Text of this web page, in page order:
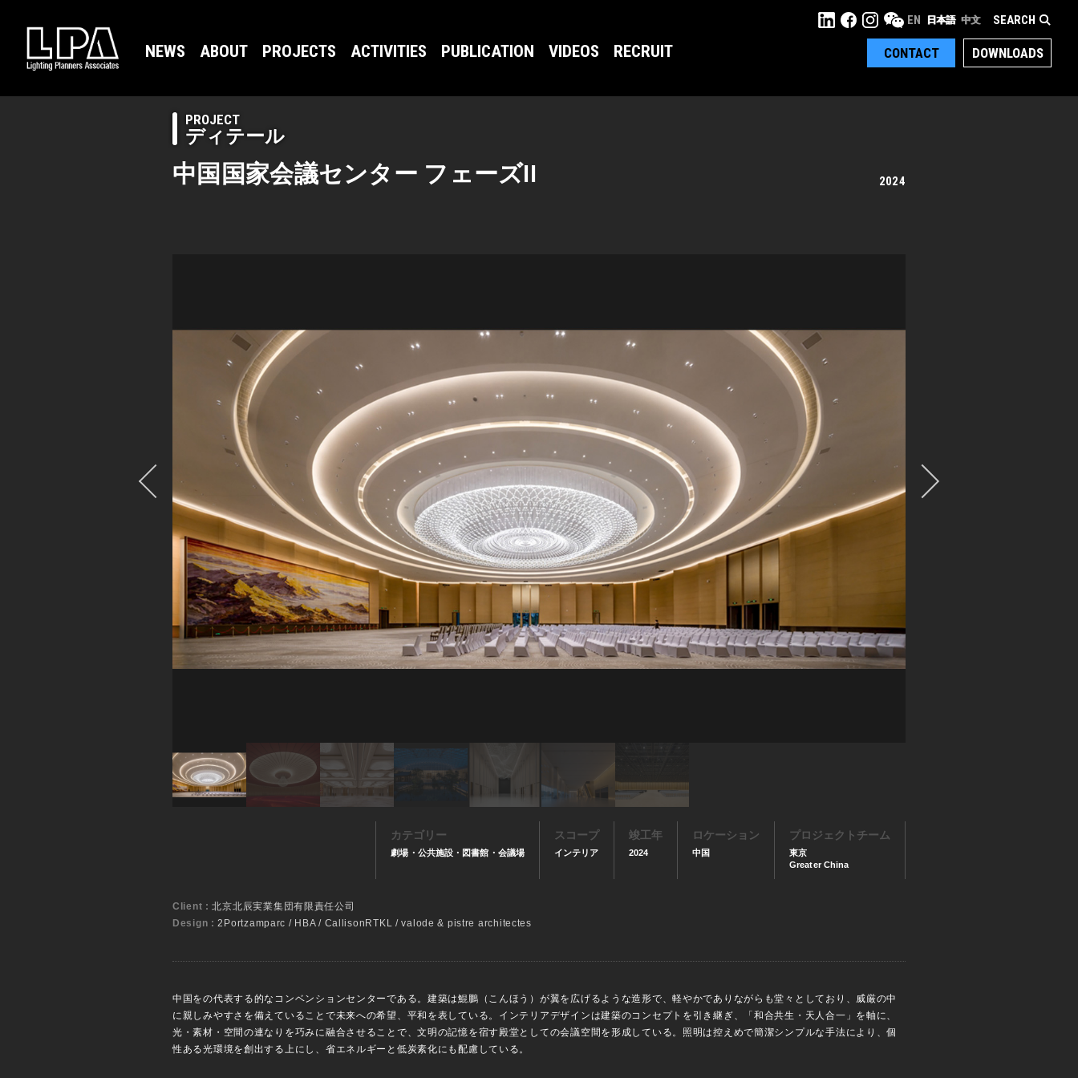
NEWS ABOUT PROJECTS ACTIVITIES PUBLICATION VIDEOS RECRUIT DOWNLOADS
CONTACT
SEARCH
EN 日本語 中文
PROJECT
ディテール
中国国家会議センター フェーズII 2024
カテゴリー
劇場・公共施設・図書館・会議場
スコープ
インテリア
竣工年
2024
ロケーション
中国
プロジェクトチーム
東京
Greater China
Client :北京北辰実業集団有限責任公司
Design :2Portzamparc / HBA / CallisonRTKL / valode & pistre architectes
中国をの代表する的なコンベンションセンターである。建築は鯤鵬（こんほう）が翼を広げるような造形で、軽やかでありながらも堂々としており、威厳の中
に親しみやすさを備えていることで未来への希望、平和を表している。インテリアデザインは建築のコンセプトを引き継ぎ、「和合共生・天人合一」を軸に、
光・素材・空間の連なりを巧みに融合させることで、文明の記憶を宿す殿堂としての会議空間を形成している。照明は控えめで簡潔シンプルな手法により、個
性ある光環境を創出する上にし、省エネルギーと低炭素化にも配慮している。